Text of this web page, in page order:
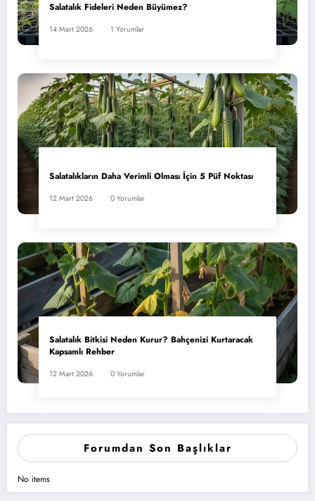
Salatalık Fideleri Neden Büyümez?
14 Mart 2026 1 Yorumlar
Salatalıkların Daha Verimli Olması İçin 5 Püf Noktası
12 Mart 2026 0 Yorumlar
Salatalık Bitkisi Neden Kurur? Bahçenizi Kurtaracak
Kapsamlı Rehber
12 Mart 2026 0 Yorumlar
Forumdan Son Başlıklar
No items